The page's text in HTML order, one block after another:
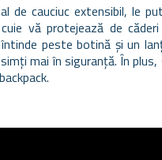
cauciuc extensibil, le
vă protejează de căderi
peste botină și un
mai în siguranță. În